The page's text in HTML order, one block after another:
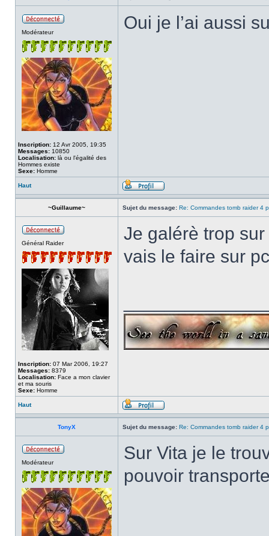
Modérateur
Inscription: 12 Avr 2005, 19:35
Messages: 10850
Localisation: là ou l'égalité des
Hommes existe
Sexe: Homme
Oui je l’ai aussi
Haut
~Guillaume~ Sujet du message: Re: Commandes tomb raider 4
Général Raider
Inscription: 07 Mar 2006, 19:27
Messages: 8379
Localisation: Face a mon clavier
et ma souris
Sexe: Homme
Je galérè trop
vais le faire sur
Haut
TonyX Sujet du message: Re: Commandes tomb raider 4
Modérateur
Sur Vita je le
pouvoir